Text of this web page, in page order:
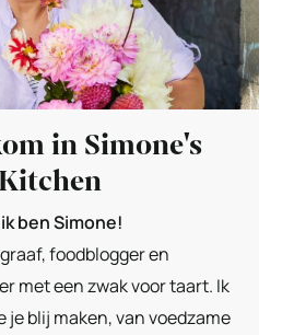
in Simone's
Kitchen
ben Simone!
foodblogger en
met een zwak voor taart. Ik
je blij maken, van voedzame